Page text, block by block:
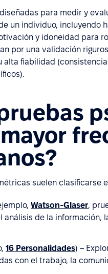
para medir y
un individuo, incluyendo
y idoneidad para
por una validación
alta fiabilidad
suelen clasificarse
Watson-Glaser,
análisis de la información,
16 Personalidades) –
con el trabajo, la